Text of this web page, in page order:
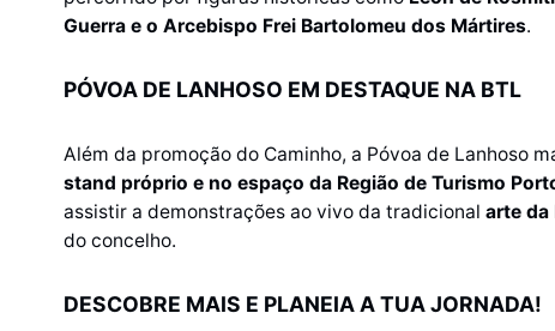
Guerra e o Arcebispo Frei Bartolomeu dos Mártires.
PÓVOA DE LANHOSO EM DESTAQUE NA BTL
Além da promoção do Caminho, a Póvoa de Lanhoso
stand próprio e no espaço da Região de Turismo
assistir a demonstrações ao vivo da tradicional arte da
do concelho.
DESCOBRE MAIS E PLANEIA A TUA JORNADA!